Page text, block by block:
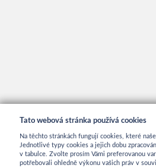
Tato webová stránka používá cookies
Na těchto stránkách fungují cookies, které
Jednotlivé typy cookies a jejich dobu
v tabulce. Zvolte prosím Vámi preferovanou
potřebovali ohledně výkonu vašich práv v